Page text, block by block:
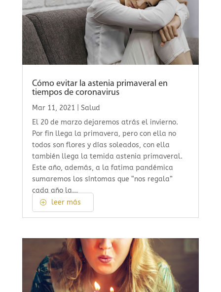
Cómo evitar la astenia primaveral en
tiempos de coronavirus
Mar 11, 2021
Salud
El 20 de marzo dejaremos atrás el invierno.
Por fin llega la primavera, pero con ella no
todos son flores y días soleados, con ella
también llega la temida astenia primaveral.
Este año, además, a la fatima pandémica
sumaremos los síntomas que “nos regala”
cada año la...
leer más